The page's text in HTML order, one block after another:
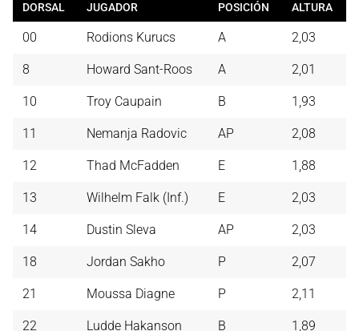
DORSAL JUGADOR POSICIÓN ALTURA
00 Rodions Kurucs A 2,03
8 Howard Sant-Roos A 2,01
10 Troy Caupain B 1,93
11 Nemanja Radovic AP 2,08
12 Thad McFadden E 1,88
13 Wilhelm Falk (Inf.) E 2,03
14 Dustin Sleva AP 2,03
18 Jordan Sakho P 2,07
21 Moussa Diagne P 2,11
22 Ludde Hakanson B 1,89